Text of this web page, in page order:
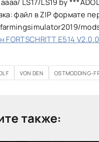
LS17/LS19 by
файл в ZIP формате
FORTSCHRITT E514
VON DEN OSTMODDING-
также: